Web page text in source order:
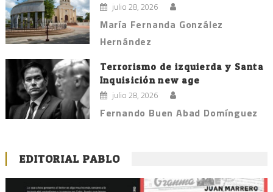
julio 28, 2026
María Fernanda González
Hernández
Terrorismo de izquierda y Santa
Inquisición new age
julio 28, 2026
Fernando Buen Abad Domínguez
EDITORIAL PABLO